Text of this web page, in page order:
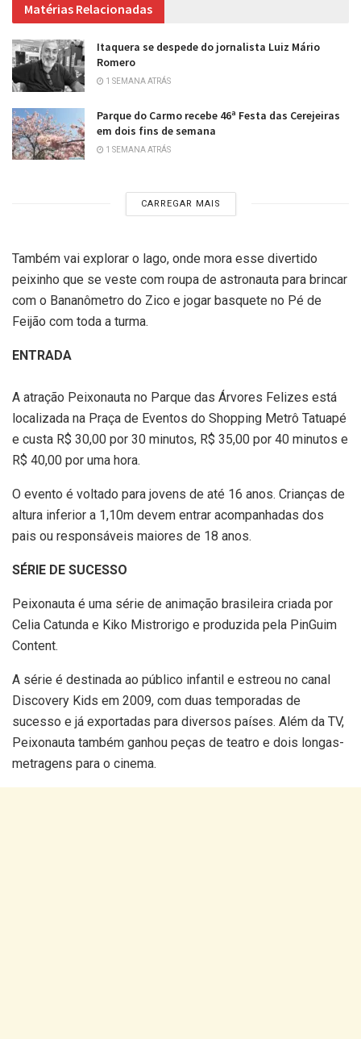
Matérias Relacionadas
Itaquera se despede do jornalista Luiz Mário
Romero
1 SEMANA ATRÁS
Parque do Carmo recebe 46ª Festa das Cerejeiras
em dois fins de semana
1 SEMANA ATRÁS
CARREGAR MAIS
Também vai explorar o lago, onde mora esse divertido
peixinho que se veste com roupa de astronauta para brincar
com o Bananômetro do Zico e jogar basquete no Pé de
Feijão com toda a turma.
ENTRADA
A atração Peixonauta no Parque das Árvores Felizes está
localizada na Praça de Eventos do Shopping Metrô Tatuapé
e custa R$ 30,00 por 30 minutos, R$ 35,00 por 40 minutos e
R$ 40,00 por uma hora.
O evento é voltado para jovens de até 16 anos. Crianças de
altura inferior a 1,10m devem entrar acompanhadas dos
pais ou responsáveis maiores de 18 anos.
SÉRIE DE SUCESSO
Peixonauta é uma série de animação brasileira criada por
Celia Catunda e Kiko Mistrorigo e produzida pela PinGuim
Content.
A série é destinada ao público infantil e estreou no canal
Discovery Kids em 2009, com duas temporadas de
sucesso e já exportadas para diversos países. Além da TV,
Peixonauta também ganhou peças de teatro e dois longas-
metragens para o cinema.